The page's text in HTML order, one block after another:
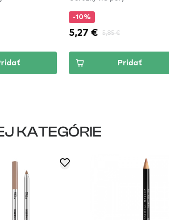
€
Pridať
-5%
7,59 € 7,99 €
Pridať
KATEGÓRIE